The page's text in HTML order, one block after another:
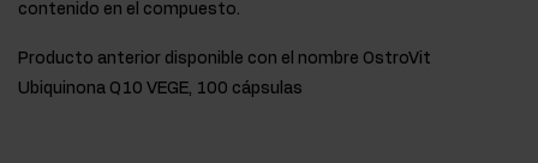
contenido en el compuesto.
Producto anterior disponible con el nombre OstroVit
Ubiquinona Q10 VEGE, 100 cápsulas